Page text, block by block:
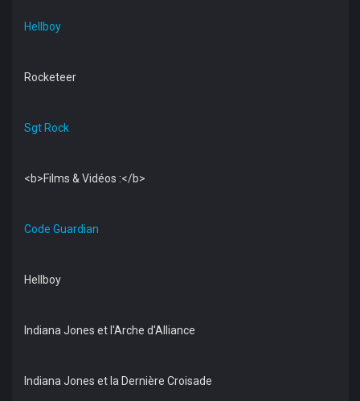
Hellboy
Rocketeer
Sgt Rock
<b>Films & Vidéos :</b>
Code Guardian
Hellboy
Indiana Jones et l'Arche d'Alliance
Indiana Jones et la Dernière Croisade